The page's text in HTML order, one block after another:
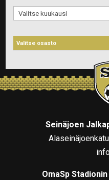
Arkistot
Seinäjoen
OmaSp